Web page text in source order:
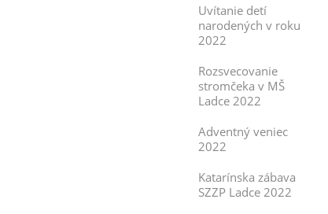
Uvítanie detí
narodených v roku
2022
Rozsvecovanie
stromčeka v MŠ
Ladce 2022
Adventný veniec
2022
Katarínska zábava
SZZP Ladce 2022